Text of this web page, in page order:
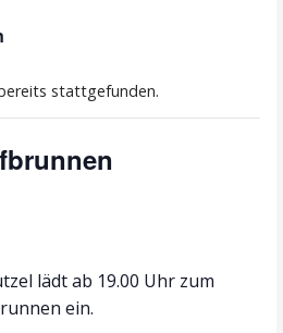
stattgefunden.
lädt ab 19.00 Uhr zum
ein.